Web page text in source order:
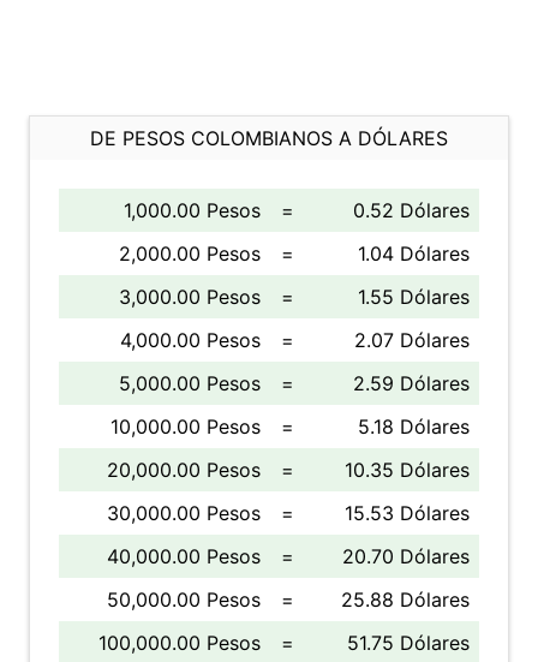
DE PESOS COLOMBIANOS A DÓLARES
1,000.00 Pesos =
0.52 Dólares
2,000.00 Pesos
=
1.04 Dólares
3,000.00 Pesos
=
1.55 Dólares
4,000.00 Pesos
=
2.07 Dólares
5,000.00 Pesos
=
2.59 Dólares
10,000.00 Pesos
=
5.18 Dólares
20,000.00 Pesos
=
10.35 Dólares
30,000.00 Pesos
=
15.53 Dólares
40,000.00 Pesos
=
20.70 Dólares
50,000.00 Pesos
=
25.88 Dólares
100,000.00 Pesos
= 51.75 Dólares